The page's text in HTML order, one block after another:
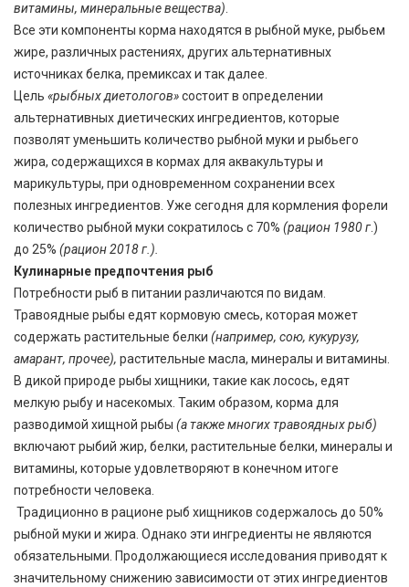
витамины, минеральные вещества).
Все эти компоненты корма находятся в рыбной муке, рыбьем
жире, различных растениях, других альтернативных
источниках белка, премиксах и так далее.
Цель «рыбных диетологов»состоит в определении
альтернативных диетических ингредиентов, которые
позволят уменьшить количество рыбной муки и рыбьего
жира, содержащихся в кормах для аквакультуры и
марикультуры, при одновременном сохранении всех
полезных ингредиентов. Уже сегодня для кормления форели
количество рыбной муки сократилось с 70% (рацион 1980 г.)
до 25% (рацион 2018 г.).
Кулинарные предпочтения рыб
Потребности рыб в питании различаются по видам.
Травоядные рыбы едят кормовую смесь, которая может
содержать растительные белки (например, сою, кукурузу,
амарант, прочее), растительные масла, минералы и витамины.
В дикой природе рыбы хищники, такие как лосось, едят
мелкую рыбу и насекомых. Таким образом, корма для
разводимой хищной рыбы (а также многих травоядных рыб)
включают рыбий жир, белки, растительные белки, минералы и
витамины, которые удовлетворяют в конечном итоге
потребности человека.
Традиционно в рационе рыб хищников содержалось до 50%
рыбной муки и жира. Однако эти ингредиенты не являются
обязательными. Продолжающиеся исследования приводят к
значительному снижению зависимости от этих ингредиентов